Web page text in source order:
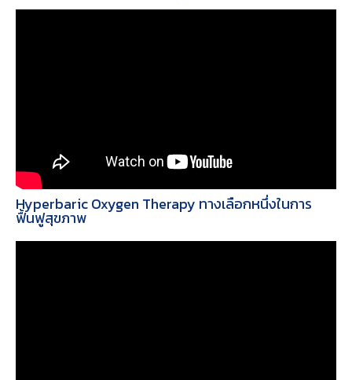
Hyperbaric Oxygen Therapy ทางเลือกหนึ่งในการ
ฟื้นฟูสุขภาพ